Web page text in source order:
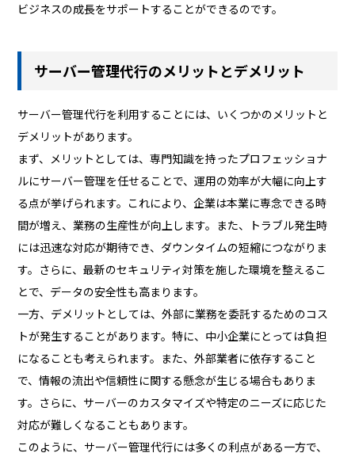
ビジネスの成長をサポートすることができるのです。
サーバー管理代行のメリットとデメリット
サーバー管理代行を利用することには、いくつかのメリットと
デメリットがあります。
まず、メリットとしては、専門知識を持ったプロフェッショナ
ルにサーバー管理を任せることで、運用の効率が大幅に向上す
る点が挙げられます。これにより、企業は本業に専念できる時
間が増え、業務の生産性が向上します。また、トラブル発生時
には迅速な対応が期待でき、ダウンタイムの短縮につながりま
す。さらに、最新のセキュリティ対策を施した環境を整えるこ
とで、データの安全性も高まります。
一方、デメリットとしては、外部に業務を委託するためのコス
トが発生することがあります。特に、中小企業にとっては負担
になることも考えられます。また、外部業者に依存すること
で、情報の流出や信頼性に関する懸念が生じる場合もありま
す。さらに、サーバーのカスタマイズや特定のニーズに応じた
対応が難しくなることもあります。
このように、サーバー管理代行には多くの利点がある一方で、